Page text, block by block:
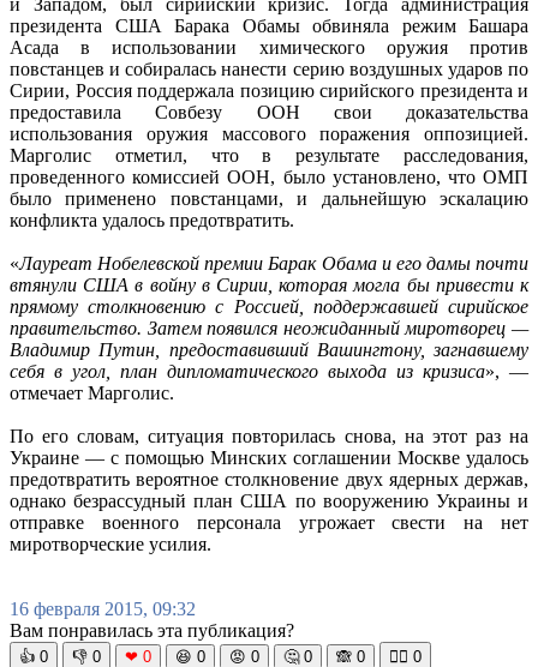
президента США Барака Обамы обвиняла режим Башара
Асада в использовании химического оружия против
повстанцев и собиралась нанести серию воздушных ударов по
Сирии, Россия поддержала позицию сирийского президента и
предоставила Совбезу ООН свои доказательства
использования оружия массового поражения оппозицией.
Марголис отметил, что в результате расследования,
проведенного комиссией ООН, было установлено, что ОМП
было применено повстанцами, и дальнейшую эскалацию
конфликта удалось предотвратить.
«Лауреат Нобелевской премии Барак Обама и его дамы почти
втянули США в войну в Сирии, которая могла бы привести к
прямому столкновению с Россией, поддержавшей сирийское
правительство. Затем появился неожиданный миротворец —
Владимир Путин, предоставивший Вашингтону, загнавшему
себя в угол, план дипломатического выхода из кризиса», —
отмечает Марголис.
По его словам, ситуация повторилась снова, на этот раз на
Украине — с помощью Минских соглашении Москве удалось
предотвратить вероятное столкновение двух ядерных держав,
однако безрассудный план США по вооружению Украины и
отправке военного персонала угрожает свести на нет
миротворческие усилия.
16 февраля 2015, 09:32
Вам понравилась эта публикация?
👍 0 👎 0 ❤ 0 😆 0 😡 0 🤔 0 🙈 0 🧘‍♀️ 0